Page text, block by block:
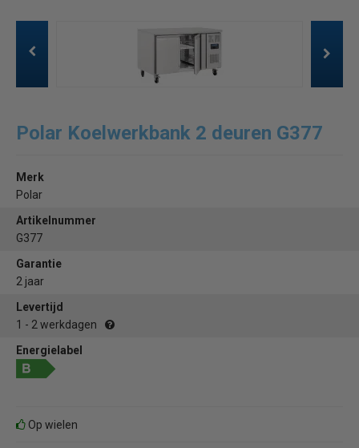
Polar Koelwerkbank 2 deuren G377
Merk
Polar
Artikelnummer
G377
Garantie
2 jaar
Levertijd
1 - 2 werkdagen
Energielabel
Op wielen